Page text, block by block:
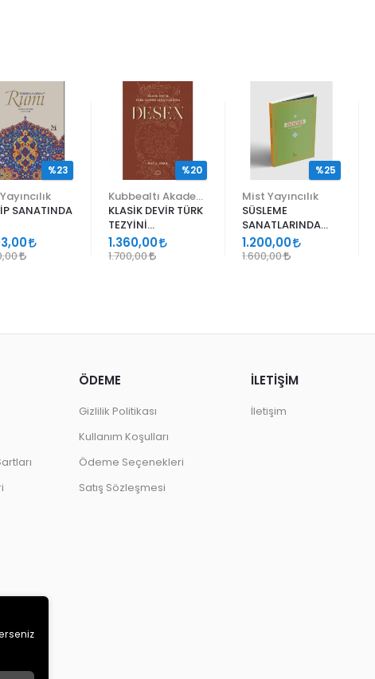
SANATINDA
%23
KLASİK DEVİR TÜRK
TEZYİNİ
SANATLARINDA
DESEN
1.360,00
1.700,00
%20
Mist Yayıncılık
SÜSLEME
SANATLARINDA
GEÇMELER
1.200,00
1.600,00
%25
ÖDEME
Gizlilik Politikası
Kullanım Koşulları
Ödeme Seçenekleri
Satış Sözleşmesi
İLETİŞİM
İletişim